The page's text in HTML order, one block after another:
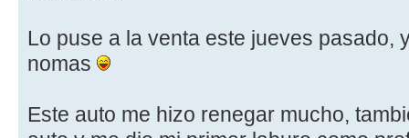
Lo puse a la venta este jueves pasado,
nomas
Este auto me hizo renegar mucho,